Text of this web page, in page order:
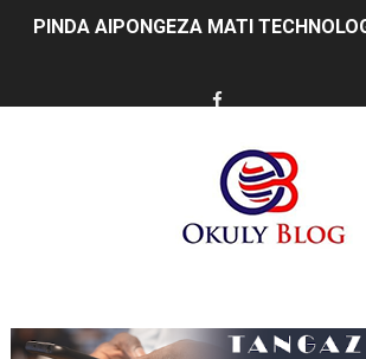
PINDA AIPONGEZA MATI
MATI TECHNOLOGIES YAONYESHA
WANAWAKE TFC NYENZO YA
SERIKALI INATAMBUA MCHANGO